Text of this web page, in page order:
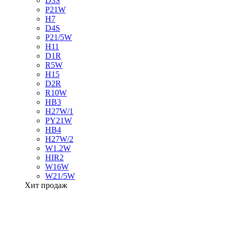
P21W
H7
D4S
P21/5W
H11
D1R
R5W
H15
D2R
R10W
HB3
H27W/1
PY21W
HB4
H27W/2
W1.2W
HIR2
W16W
W21/5W
Хит продаж